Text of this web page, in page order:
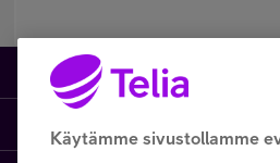
Kauppa
Käytämme sivustollamme